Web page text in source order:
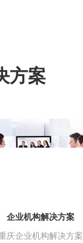
方案
企业机构解决方案
庆企业机构解决方案